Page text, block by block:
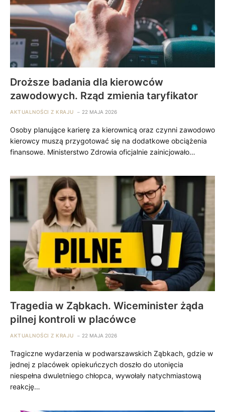
Droższe badania dla kierowców
zawodowych. Rząd zmienia taryfikator
AKTUALNOŚCI Z KRAJU 22 MAJA 2026
Osoby planujące karierę za kierownicą oraz czynni zawodowo
kierowcy muszą przygotować się na dodatkowe obciążenia
finansowe. Ministerstwo Zdrowia oficjalnie zainicjowało…
Tragedia w Ząbkach. Wiceminister żąda
pilnej kontroli w placówce
AKTUALNOŚCI Z KRAJU 22 MAJA 2026
Tragiczne wydarzenia w podwarszawskich Ząbkach, gdzie w
jednej z placówek opiekuńczych doszło do utonięcia
niespełna dwuletniego chłopca, wywołały natychmiastową
reakcję…